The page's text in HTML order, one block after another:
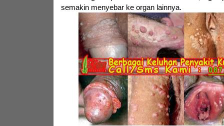
semakin menyebar ke organ lainnya.